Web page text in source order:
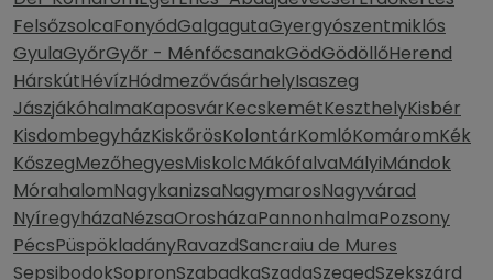
FelsőzsolcaFonyódGalgagutaGyergyószentmiklós
GyulaGyőrGyőr - MénfőcsanakGödGödöllőHerend
HárskútHévízHódmezővásárhelyIsaszeg
JászjákóhalmaKaposvárKecskemétKeszthelyKisbér
KisdombegyházKiskőrösKolontárKomlóKomáromKék
KőszegMezőhegyesMiskolcMákófalvaMályiMándok
MórahalomNagykanizsaNagymarosNagyvárad
NyíregyházaNézsaOrosházaPannonhalmaPozsony
PécsPüspökladányRavazdSancraiu de Mures
SepsibodokSopronSzabadkaSzadaSzegedSzekszárd